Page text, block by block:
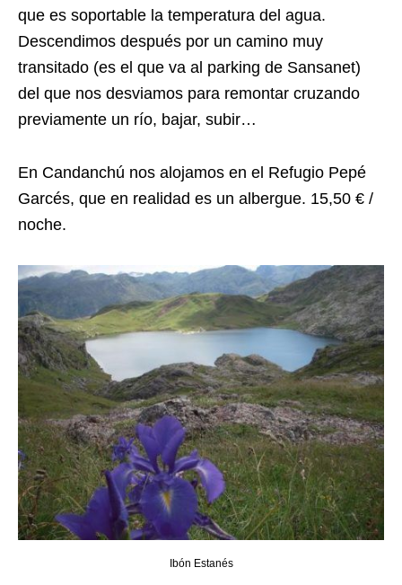
que es soportable la temperatura del agua.
Descendimos después por un camino muy
transitado (es el que va al parking de Sansanet)
del que nos desviamos para remontar cruzando
previamente un río, bajar, subir…
En Candanchú nos alojamos en el Refugio Pepé
Garcés, que en realidad es un albergue. 15,50 € /
noche.
Ibón Estanés